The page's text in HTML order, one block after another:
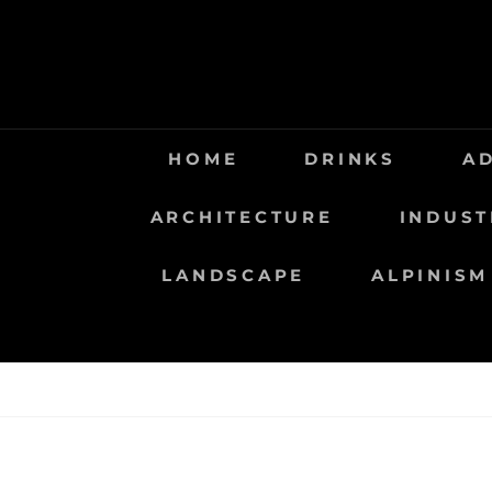
HOME DRINKS
ARCHITECTURE
LANDSCAPE